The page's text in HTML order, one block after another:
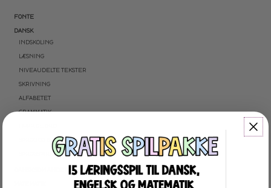
FONTE
DANSK
INDSKOLING
LÆSNING
NIVEAUDELTE TEKSTER
SKRIVNING
ALFABETET
GRAMMATIK
SPROG OG BEGREBER
SPROGSPIRALEN
DANSK SOM ANDETSPROG